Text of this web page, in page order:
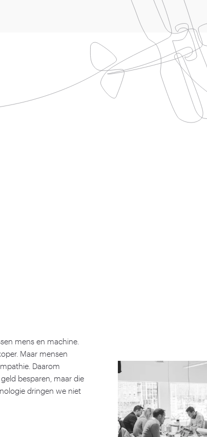
mens en machine.
Maar mensen
Daarom
besparen, maar die
dringen we niet